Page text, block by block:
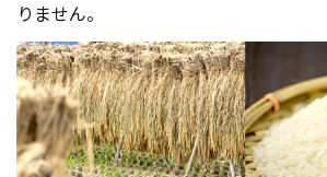
りません。